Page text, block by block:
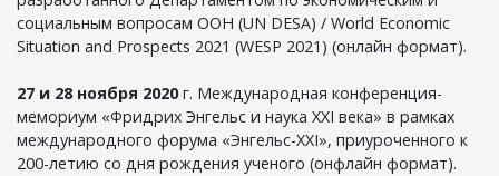
социальным вопросам ООН (UN DESA) / World Economic
Situation and Prospects 2021 (WESP 2021) (онлайн формат).
27 и 28 ноября 2020г. Международная конференция-
мемориум «Фридрих Энгельс и наука XXI века» в рамках
международного форума «Энгельс-XXI», приуроченного к
200-летию со дня рождения ученого (онфлайн формат).